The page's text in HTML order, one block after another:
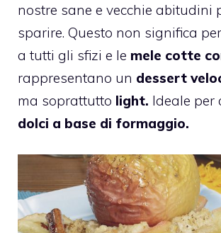
nostre sane e vecchie abitudini
sparire. Questo non significa
a tutti gli sfizi e le mele cotte
rappresentano un dessert
ma soprattutto light. Ideale per
dolci a base di formaggio.